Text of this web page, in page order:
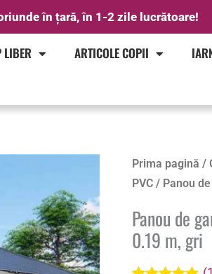
în țară, în 1-2 zile lucrătoare!
LIBER ARTICOLE COPII
Prima pagină /
PVC / Panou
Panou de
0.19 m, gri
Cantitate
Panou
gard
pentru